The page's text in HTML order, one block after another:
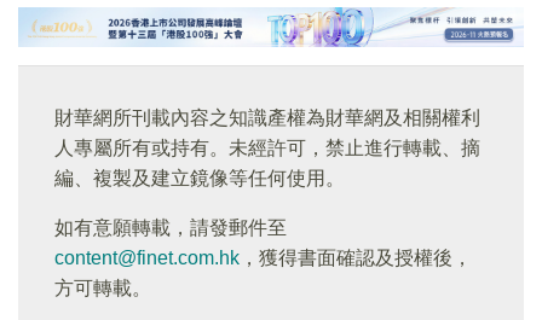
財華網所刊載內容之知識產權為財華網及相關權利
人專屬所有或持有。未經許可，禁止進行轉載、摘
編、複製及建立鏡像等任何使用。
如有意願轉載，請發郵件至
content@finet.com.hk ，獲得書面確認及授權後，
方可轉載。